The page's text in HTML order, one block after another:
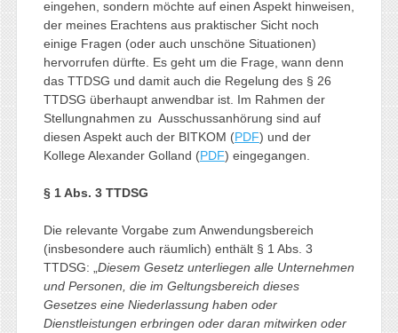
eingehen, sondern möchte auf einen Aspekt hinweisen,
der meines Erachtens aus praktischer Sicht noch
einige Fragen (oder auch unschöne Situationen)
hervorrufen dürfte. Es geht um die Frage, wann denn
das TTDSG und damit auch die Regelung des § 26
TTDSG überhaupt anwendbar ist. Im Rahmen der
Stellungnahmen zu Ausschussanhörung sind auf
diesen Aspekt auch der BITKOM (PDF) und der
Kollege Alexander Golland (PDF) eingegangen.
§ 1 Abs. 3 TTDSG
Die relevante Vorgabe zum Anwendungsbereich
(insbesondere auch räumlich) enthält § 1 Abs. 3
TTDSG: „ Diesem Gesetz unterliegen alle Unternehmen
und Personen, die im Geltungsbereich dieses
Gesetzes eine Niederlassung haben oder
Dienstleistungen erbringen oder daran mitwirken oder